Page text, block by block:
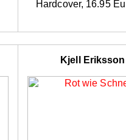
Hardcover, 16.95
Kjell